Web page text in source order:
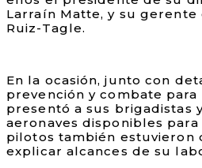
Larraín Matte, y su gerente
Ruiz-Tagle.
En la ocasión, junto con
prevención y combate para
presentó a sus brigadistas
aeronaves disponibles
pilotos también estuvieron
explicar alcances de su